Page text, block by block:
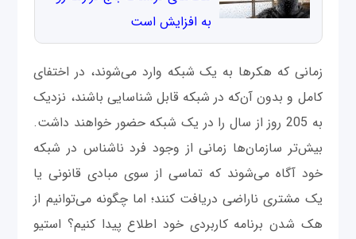
به افزایش است
زمانی که هکرها به یک شبکه وارد می‌شوند، در اختفای
کامل و بدون آن‌که در شبکه قابل شناسایی باشند، نزدیک
به 205 روز از سال را در یک شبکه حضور خواهند داشت.
بیش‌تر سازمان‌ها زمانی از وجود فرد ناشناس در شبکه
خود آگاه می‌شوند که تماسی از سوی مبادی قانونی یا
یک مشتری ناراضی دریافت ‌کنند؛ اما چگونه می‌توانیم از
هک شدن برنامه کاربردی خود اطلاع پیدا کنیم؟ استیو